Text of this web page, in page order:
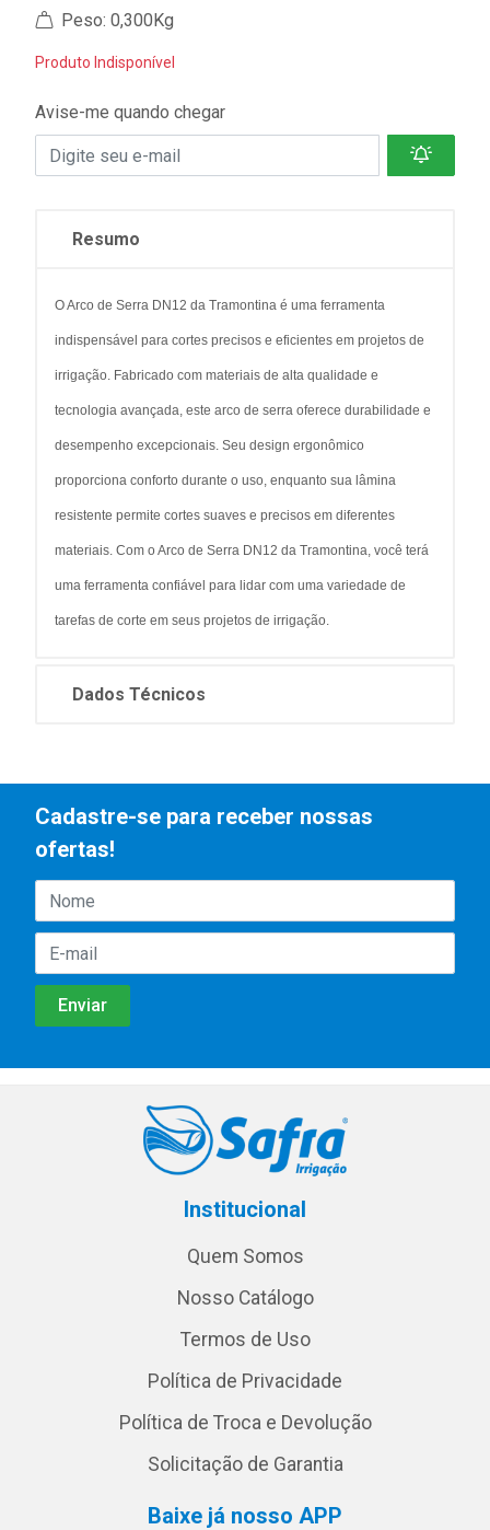
Peso: 0,300Kg
Produto Indisponível
Avise-me quando chegar
Resumo
O Arco de Serra DN12 da Tramontina é uma ferramenta
indispensável para cortes precisos e eficientes em projetos de
irrigação. Fabricado com materiais de alta qualidade e
tecnologia avançada, este arco de serra oferece durabilidade e
desempenho excepcionais. Seu design ergonômico
proporciona conforto durante o uso, enquanto sua lâmina
resistente permite cortes suaves e precisos em diferentes
materiais. Com o Arco de Serra DN12 da Tramontina, você terá
uma ferramenta confiável para lidar com uma variedade de
tarefas de corte em seus projetos de irrigação.
Dados Técnicos
Cadastre-se para receber nossas
ofertas!
Institucional
Quem Somos
Nosso Catálogo
Termos de Uso
Política de Privacidade
Política de Troca e Devolução
Solicitação de Garantia
Baixe já nosso APP